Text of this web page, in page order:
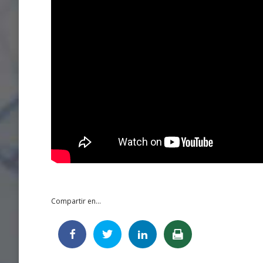
Compartir en...